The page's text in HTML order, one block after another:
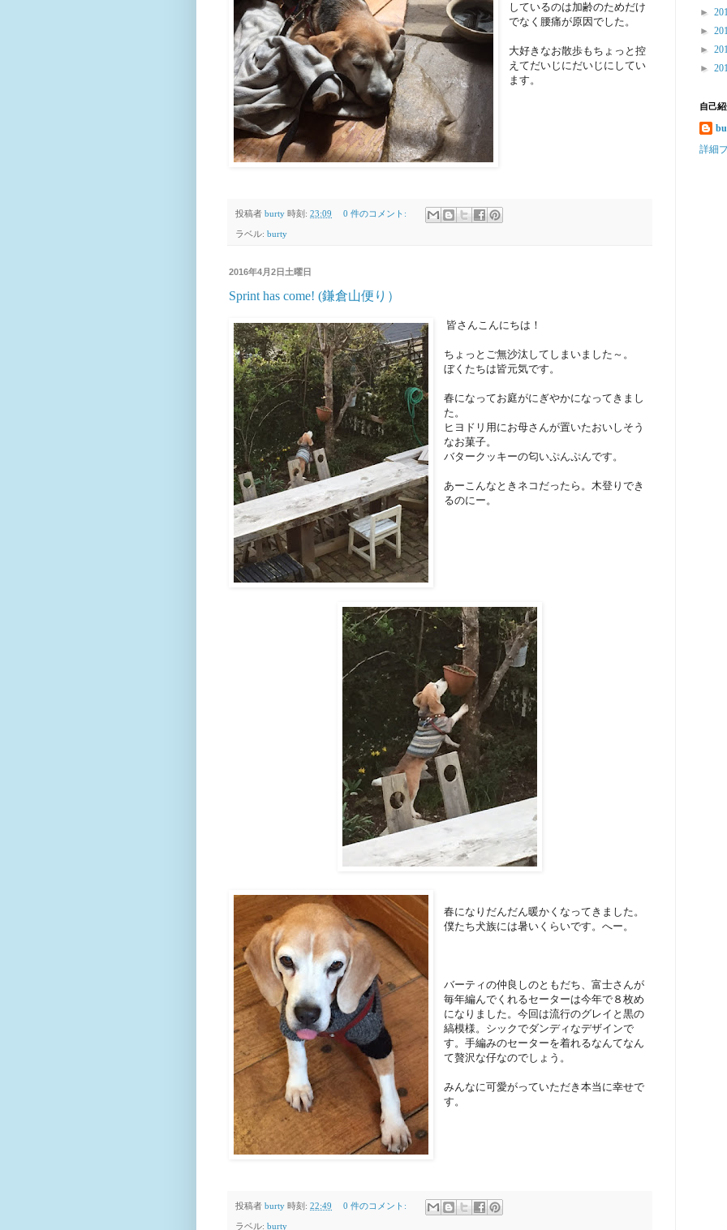
しているのは加齢のためだけ
でなく腰痛が原因でした。
大好きなお散歩もちょっと控
えてだいじにだいじにしてい
ます。
投稿者 burty 時刻: 23:09 0 件のコメント:
ラベル: burty
2016年4月2日土曜日
Sprint has come! (鎌倉山便り）
皆さんこんにちは！
ちょっとご無沙汰してしまいました～。
ぼくたちは皆元気です。
春になってお庭がにぎやかになってきまし
た。
ヒヨドリ用にお母さんが置いたおいしそう
なお菓子。
バタークッキーの匂いぷんぷんです。
あーこんなときネコだったら。木登りでき
るのにー。
春になりだんだん暖かくなってきました。
僕たち犬族には暑いくらいです。へー。
バーティの仲良しのともだち、富士さんが
毎年編んでくれるセーターは今年で８枚め
になりました。今回は流行のグレイと黒の
縞模様。シックでダンディなデザインで
す。手編みのセーターを着れるなんてなん
て贅沢な仔なのでしょう。
みんなに可愛がっていただき本当に幸せで
す。
投稿者 burty 時刻: 22:49 0 件のコメント:
ラベル: burty
►
►
►
►
自己
詳細